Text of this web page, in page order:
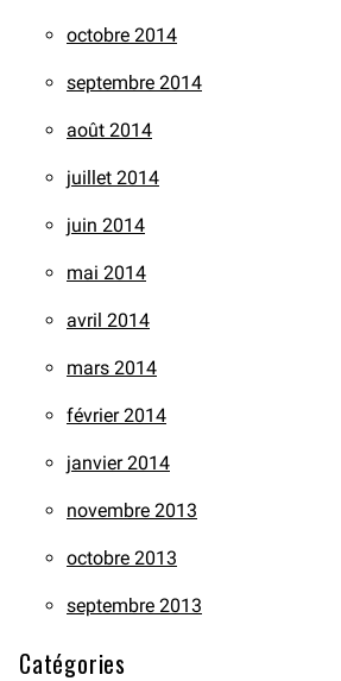
octobre 2014
septembre 2014
août 2014
juillet 2014
juin 2014
mai 2014
avril 2014
mars 2014
février 2014
janvier 2014
novembre 2013
octobre 2013
septembre 2013
Catégories